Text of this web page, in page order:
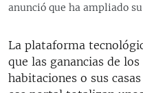
SER VIEJO EN CUBA
LOS SANTOS DE HIALEAH
DESINFORMACIÓN RUSA
anunció que ha ampliado
La plataforma
que las ganancias de
habitaciones o sus